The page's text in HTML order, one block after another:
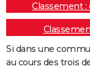
Classement :
Si dans une
au cours des trois